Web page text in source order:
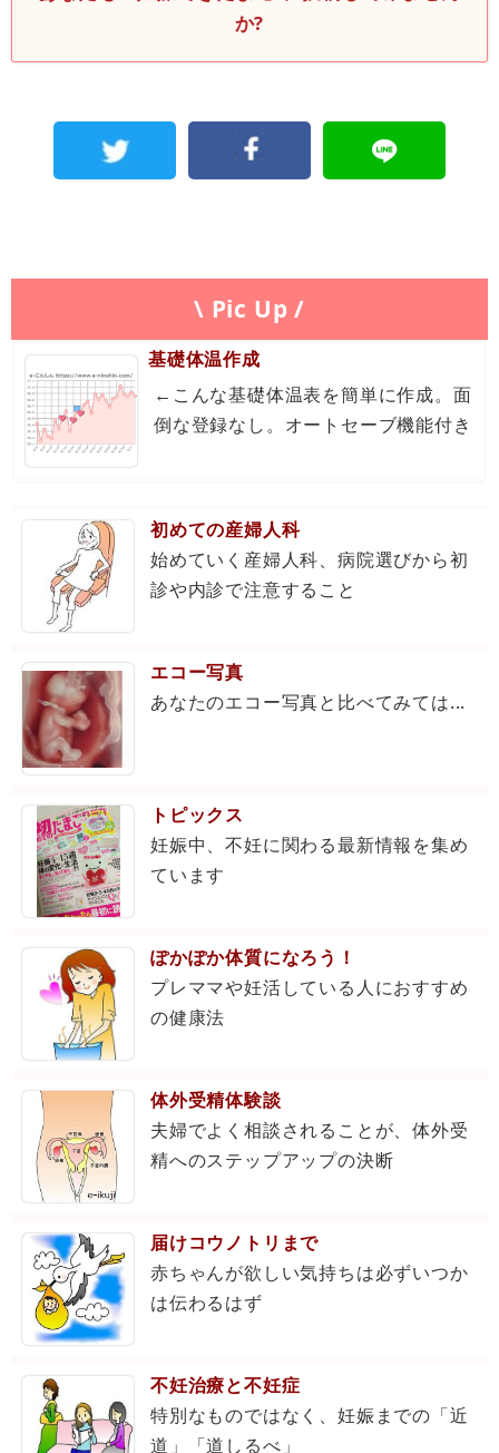
か?
\ Pic Up /
基礎体温作成
←こんな基礎体温表を簡単に作成。面
倒な登録なし。オートセーブ機能付き
初めての産婦人科
始めていく産婦人科、病院選びから初
診や内診で注意すること
エコー写真
あなたのエコー写真と比べてみては...
トピックス
妊娠中、不妊に関わる最新情報を集め
ています
ぽかぽか体質になろう！
プレママや妊活している人におすすめ
の健康法
体外受精体験談
夫婦でよく相談されることが、体外受
精へのステップアップの決断
届けコウノトリまで
赤ちゃんが欲しい気持ちは必ずいつか
は伝わるはず
不妊治療と不妊症
特別なものではなく、妊娠までの「近
道」「道しるべ」